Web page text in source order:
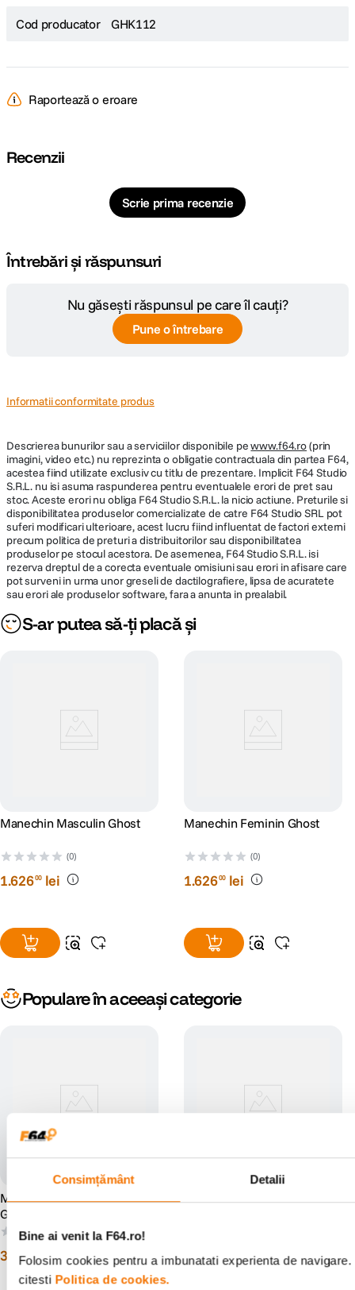
Consimțământ Detalii
Bine ai venit la F64.ro!
Folosim cookies pentru a imbunatati experienta de
citesti Politica de cookies.
Cod producator GHK112
Raportează o eroare
Recenzii
Scrie prima recenzie
Întrebări și răspunsuri
Nu găsești răspunsul pe care îl cauți?
Pune o întrebare
Informatii conformitate produs
Descrierea bunurilor sau a serviciilor disponibile pewww.f64.ro(prin
imagini, video etc.) nu reprezinta o obligatie contractuala din partea F64,
acestea fiind utilizate exclusiv cu titlu de prezentare. Implicit F64 Studio
S.R.L. nu isi asuma raspunderea pentru eventualele erori de pret sau
stoc. Aceste erori nu obliga F64 Studio S.R.L. la nicio actiune. Preturile si
disponibilitatea produselor comercializate de catre F64 Studio SRL pot
suferi modificari ulterioare, acest lucru fiind influentat de factori externi
precum politica de preturi a distribuitorilor sau disponibilitatea
produselor pe stocul acestora. De asemenea, F64 Studio S.R.L. isi
rezerva dreptul de a corecta eventuale omisiuni sau erori in afisare care
pot surveni in urma unor greseli de dactilografiere, lipsa de acuratete
sau erori ale produselor software, fara a anunta in prealabil.
S-ar putea să-ți placă și
Manechin Masculin Ghost
(0)
1.62600 lei
Manechin Feminin Ghost
(0)
1.62600 lei
Populare în aceeași categorie
Manechin Feminin Ghost
GH26
(0)
3 812 lei
Manechin Masculin Ghost
3.812 lei